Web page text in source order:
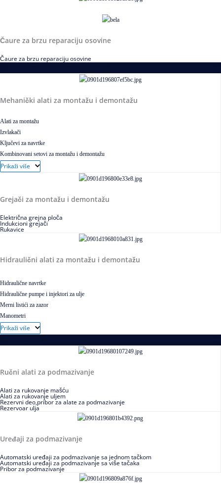
Čaure za brzu reparaciju osovine
Čaure za brzu reparaciju osovine
Mehanički alati za montažu i demontažu
Alati za montažu
Izvlakači
Ključevi za navrtke
Kombinovani setovi za montažu i demontažu
Pribor za izvlačenje ležajeva
Prikaži više
Grejači za montažu i demontažu
Električna grejna ploča
Indukcioni grejači
Rukavice
Hidraulični alati za montažu i demontažu
Hidraulične navrtke
Hidraulične pumpe i injektori za ulje
Merni listići za zazor
Manometri
Hidraulično ulje za montažu i demontažu
Prikaži više
Ručni alati za podmazivanje
Alati za rukovanje mašću
Alati za rukovanje uljem
Rezervni deo,pribor za alate za podmazivanje
Rezervoar ulja
Uređaji za podmazivanje
Automatski uređaji za podmazivanje sa jednom tačkom
Automatski uređaji za podmazivanje sa više tačaka
Pribor za podmazivanje